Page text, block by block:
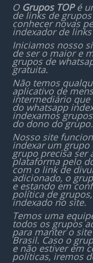
O Grupos TOPé
de links de
conhecer novas
indexador de
Iniciamos nosso
de ser o maior e
grupos de
gratuita.
Não temos
aplicativo de
intermediário que
do whatsapp
indexamos
do dono do grupo.
Nosso site
indexar um
grupo precisa ser
plataforma pelo
com o link de
adicionado, o
e estando em
política de
indexado no site.
Temos uma
todos os grupos
para manter o
Brasil. Caso o
e não estiver em
políticas, iremos